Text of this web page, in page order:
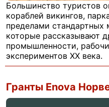
Большинство туристов
кораблей викингов,
пределами
которые рассказывают
промышленности,
экспериментов XX века.
Гранты Enova